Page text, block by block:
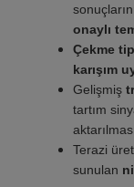
onaylı
Çekme
karışım
Gelişmiş
tartım
Terazi
sunulan